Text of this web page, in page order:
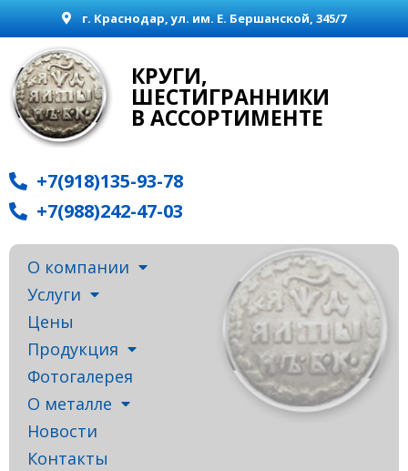
г. Краснодар, ул. им. Е. Бершанской, 345/7
КРУГИ,
ШЕСТИГРАННИКИ
В АССОРТИМЕНТЕ
+7(918)135-93-78
+7(988)242-47-03
О компании
Услуги
Цены
Продукция
Фотогалерея
О металле
Новости
Контакты